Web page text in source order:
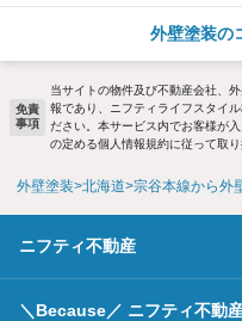
外壁塗装の
免責
事項
当サイトの物件及び不動産会社、
報であり、ニフティライフスタイ
ださい。本サービス内でお客様が
の定める個人情報規約に従って取り
外壁塗装 北海道 宗谷本線から外
ニフティ不動産
＼Because／ ニフティ不動